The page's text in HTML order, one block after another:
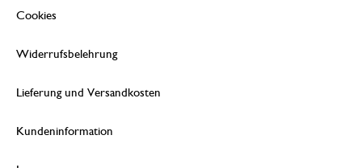
Cookies
Widerrufsbelehrung
Lieferung und Versandkosten
Kundeninformation